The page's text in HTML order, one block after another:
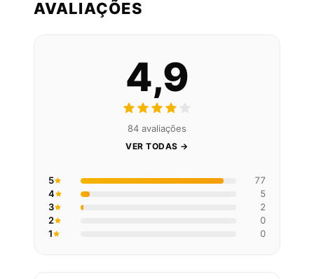
AVALIAÇÕES
4,9
84 avaliações
VER TODAS →
5
77
4
5
3
2
2
0
1
0